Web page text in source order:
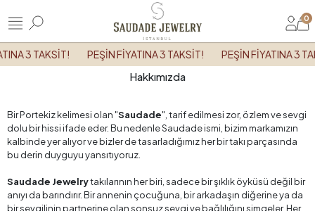
3 TAKSİT! PEŞİN FİYATINA 3 TAKSİT! PEŞİN FİYATINA 3
0
Hakkımızda
Bir Portekiz kelimesi olan "Saudade", tarif edilmesi zor, özlem ve sevgi
dolu bir hissi ifade eder. Bu nedenle Saudade ismi, bizim markamızın
kalbinde yer alıyor ve bizler de tasarladığımız her bir takı parçasında
bu derin duyguyu yansıtıyoruz.
Saudade Jewelrytakılarının her biri, sadece bir şıklık öyküsü değil bir
anıyı da barındırır. Bir annenin çocuğuna, bir arkadaşın diğerine ya da
bir sevgilinin partnerine olan sonsuz sevgi ve bağlılığını simgeler. Her